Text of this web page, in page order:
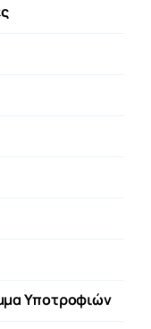
Υποτροφιών